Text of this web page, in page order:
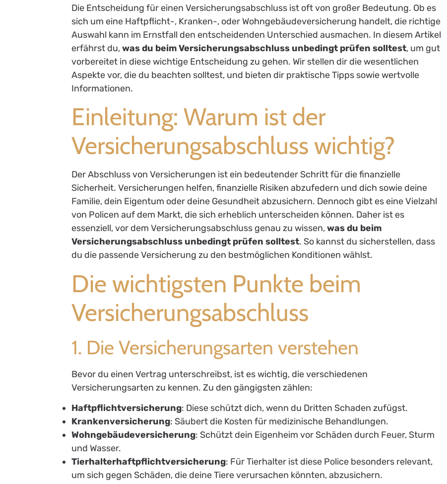
Die Entscheidung für einen Versicherungsabschluss ist oft von großer Bedeutung. Ob es
sich um eine Haftpflicht-, Kranken-, oder Wohngebäudeversicherung handelt, die richtige
Auswahl kann im Ernstfall den entscheidenden Unterschied ausmachen. In diesem Artikel
erfährst du,was du beim Versicherungsabschluss unbedingt prüfen solltest, um gut
vorbereitet in diese wichtige Entscheidung zu gehen. Wir stellen dir die wesentlichen
Aspekte vor, die du beachten solltest, und bieten dir praktische Tipps sowie wertvolle
Informationen.
Einleitung: Warum ist der
Versicherungsabschluss wichtig?
Der Abschluss von Versicherungen ist ein bedeutender Schritt für die finanzielle
Sicherheit. Versicherungen helfen, finanzielle Risiken abzufedern und dich sowie deine
Familie, dein Eigentum oder deine Gesundheit abzusichern. Dennoch gibt es eine Vielzahl
von Policen auf dem Markt, die sich erheblich unterscheiden können. Daher ist es
essenziell, vor dem Versicherungsabschluss genau zu wissen,was du beim
Versicherungsabschluss unbedingt prüfen solltest. So kannst du sicherstellen, dass
du die passende Versicherung zu den bestmöglichen Konditionen wählst.
Die wichtigsten Punkte beim
Versicherungsabschluss
1. Die Versicherungsarten verstehen
Bevor du einen Vertrag unterschreibst, ist es wichtig, die verschiedenen
Versicherungsarten zu kennen. Zu den gängigsten zählen:
Haftpflichtversicherung: Diese schützt dich, wenn du Dritten Schaden zufügst.
Krankenversicherung: Säubert die Kosten für medizinische Behandlungen.
Wohngebäudeversicherung: Schützt dein Eigenheim vor Schäden durch Feuer, Sturm
und Wasser.
Tierhalterhaftpflichtversicherung: Für Tierhalter ist diese Police besonders relevant,
um sich gegen Schäden, die deine Tiere verursachen könnten, abzusichern.